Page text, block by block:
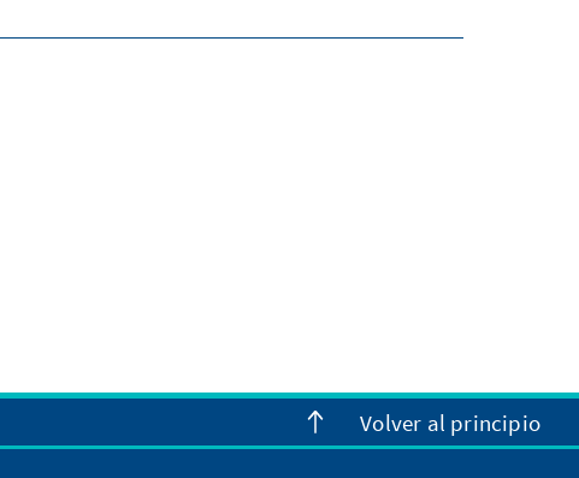
Volver al principio